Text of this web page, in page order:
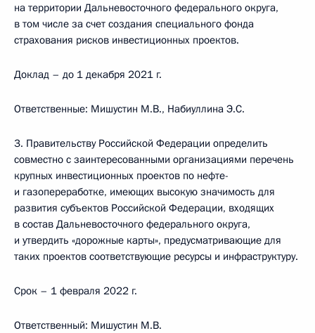
на территории Дальневосточного федерального округа,
в том числе за счет создания специального фонда
страхования рисков инвестиционных проектов.
Доклад – до 1 декабря 2021 г.
Ответственные: Мишустин М.В., Набиуллина Э.С.
3. Правительству Российской Федерации определить
совместно с заинтересованными организациями перечень
крупных инвестиционных проектов по нефте-
и газопереработке, имеющих высокую значимость для
развития субъектов Российской Федерации, входящих
в состав Дальневосточного федерального округа,
и утвердить «дорожные карты», предусматривающие для
таких проектов соответствующие ресурсы и инфраструктуру.
Срок – 1 февраля 2022 г.
Ответственный: Мишустин М.В.